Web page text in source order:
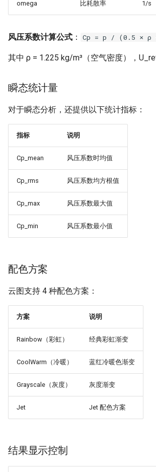
omega 比耗散率 1/s
风压系数计算公式 ： Cp = p / (0.5 × ρ
其中 ρ = 1.225 kg/m³（空气密度），
瞬态统计量
对于瞬态分析，还提供以下统计指标：
指标 说明
Cp_mean 风压系数时均值
Cp_rms 风压系数均方根值
Cp_max 风压系数最大值
Cp_min 风压系数最小值
配色方案
云图支持 4 种配色方案：
方案 说明
Rainbow（彩虹） 经典彩虹渐变
CoolWarm（冷暖） 蓝红冷暖色渐变
Grayscale（灰度） 灰度渐变
Jet Jet 配色方案
结果显示控制